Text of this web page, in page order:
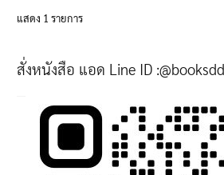
may
chosen
on
the
product
แสดง 1 รายการ
สั่งหนังสือ แอด Line ID